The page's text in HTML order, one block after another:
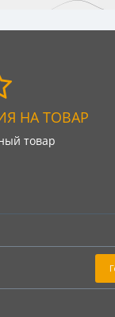
НА ТОВАР
товар